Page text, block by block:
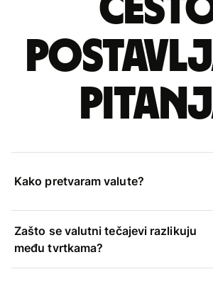
Kako pretvaram valute?
Zašto se valutni tečajevi razlikuju
među tvrtkama?